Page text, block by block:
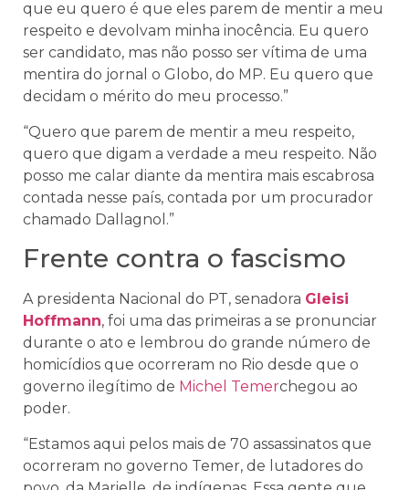
que eu quero é que eles parem de mentir a meu
respeito e devolvam minha inocência. Eu quero
ser candidato, mas não posso ser vítima de uma
mentira do jornal o Globo, do MP. Eu quero que
decidam o mérito do meu processo.”
“Quero que parem de mentir a meu respeito,
quero que digam a verdade a meu respeito. Não
posso me calar diante da mentira mais escabrosa
contada nesse país, contada por um procurador
chamado Dallagnol.”
Frente contra o fascismo
A presidenta Nacional do PT, senadora Gleisi
Hoffmann, foi uma das primeiras a se pronunciar
durante o ato e lembrou do grande número de
homicídios que ocorreram no Rio desde que o
governo ilegítimo de Michel Temerchegou ao
poder.
“Estamos aqui pelos mais de 70 assassinatos que
ocorreram no governo Temer, de lutadores do